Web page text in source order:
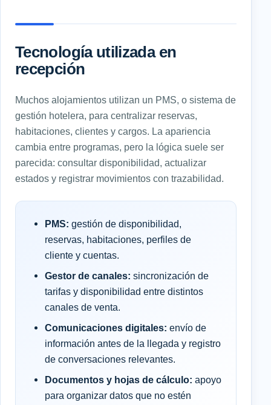
Tecnología utilizada en
recepción
Muchos alojamientos utilizan un PMS, o sistema de
gestión hotelera, para centralizar reservas,
habitaciones, clientes y cargos. La apariencia
cambia entre programas, pero la lógica suele ser
parecida: consultar disponibilidad, actualizar
estados y registrar movimientos con trazabilidad.
PMS: gestión de disponibilidad,
reservas, habitaciones, perfiles de
cliente y cuentas.
Gestor de canales: sincronización de
tarifas y disponibilidad entre distintos
canales de venta.
Comunicaciones digitales: envío de
información antes de la llegada y registro
de conversaciones relevantes.
Documentos y hojas de cálculo: apoyo
para organizar datos que no estén